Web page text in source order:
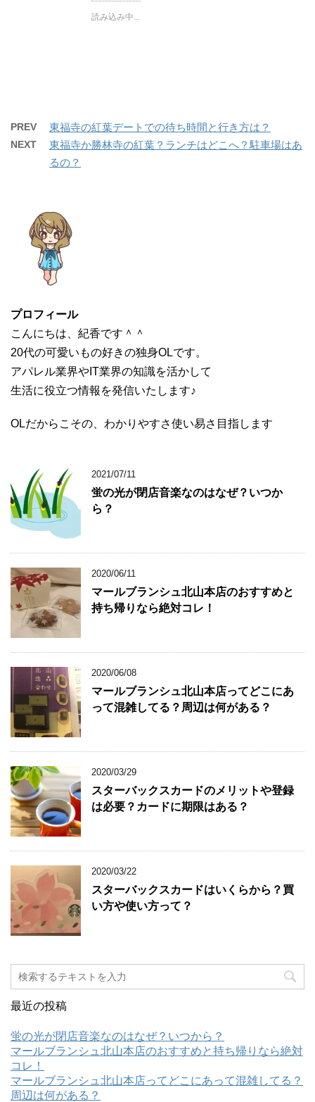
t
ン
ド
ウ
で
だ
さ
い
(
読み込み中...
PREV 東福寺の紅葉デートでの待ち時間と行き方は？
NEXT
東福寺か勝林寺の紅葉？ランチはどこへ？駐車場はあ
るの？
プロフィール
こんにちは、紀香です＾＾
20代の可愛いもの好きの独身OLです。
アパレル業界やIT業界の知識を活かして
生活に役立つ情報を発信いたします♪
OLだからこその、わかりやすさ使い易さ目指します
2021/07/11
蛍の光が閉店音楽なのはなぜ？いつか
ら？
2020/06/11
マールブランシュ北山本店のおすすめと
持ち帰りなら絶対コレ！
2020/06/08
マールブランシュ北山本店ってどこにあ
って混雑してる？周辺は何がある？
2020/03/29
スターバックスカードのメリットや登録
は必要？カードに期限はある？
2020/03/22
スターバックスカードはいくらから？買
い方や使い方って？
最近の投稿
蛍の光が閉店音楽なのはなぜ？いつから？
マールブランシュ北山本店のおすすめと持ち帰りなら絶対
コレ！
マールブランシュ北山本店ってどこにあって混雑してる？
周辺は何がある？